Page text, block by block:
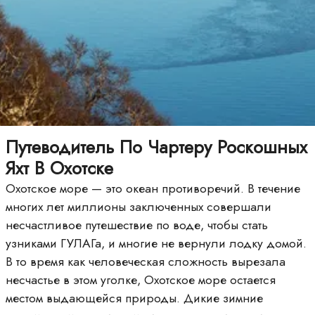
Путеводитель По Чартеру Роскошных
Яхт В Охотске
Охотское море — это океан противоречий. В течение
многих лет миллионы заключенных совершали
несчастливое путешествие по воде, чтобы стать
узниками ГУЛАГа, и многие не вернули лодку домой.
В то время как человеческая сложность вырезала
несчастье в этом уголке, Охотское море остается
местом выдающейся природы. Дикие зимние